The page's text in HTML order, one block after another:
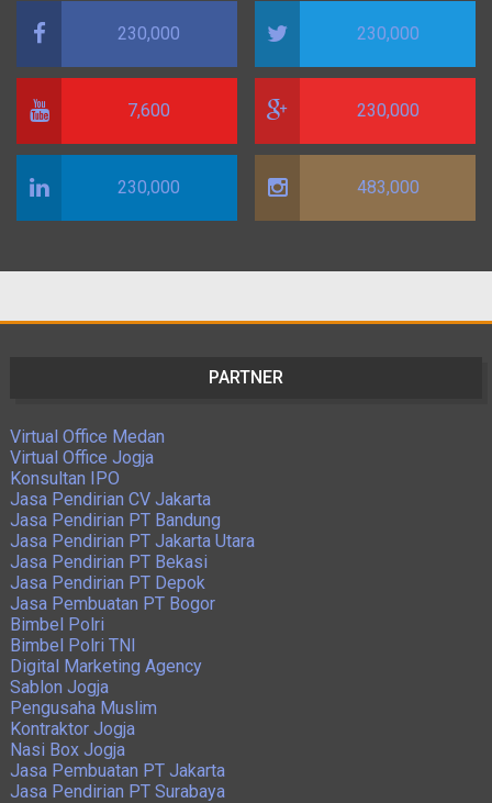
230,000 230,000
7,600 230,000
230,000 483,000
PARTNER
Virtual Office Medan
Virtual Office Jogja
Konsultan IPO
Jasa Pendirian CV Jakarta
Jasa Pendirian PT Bandung
Jasa Pendirian PT Jakarta Utara
Jasa Pendirian PT Bekasi
Jasa Pendirian PT Depok
Jasa Pembuatan PT Bogor
Bimbel Polri
Bimbel Polri TNI
Digital Marketing Agency
Sablon Jogja
Pengusaha Muslim
Kontraktor Jogja
Nasi Box Jogja
Jasa Pembuatan PT Jakarta
Jasa Pendirian PT Surabaya